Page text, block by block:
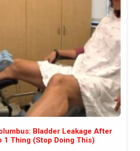
Bladder Leakage After
1 Thing (Stop Doing This)